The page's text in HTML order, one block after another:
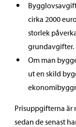
cirka 2000
storlek
grundavgifter.
Om man
ut en skild
Prisuppgifterna är
sedan de senast